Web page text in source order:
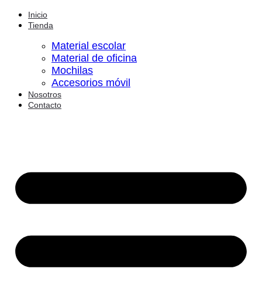
Inicio
Tienda
Material escolar
Material de oficina
Mochilas
Accesorios móvil
Nosotros
Contacto